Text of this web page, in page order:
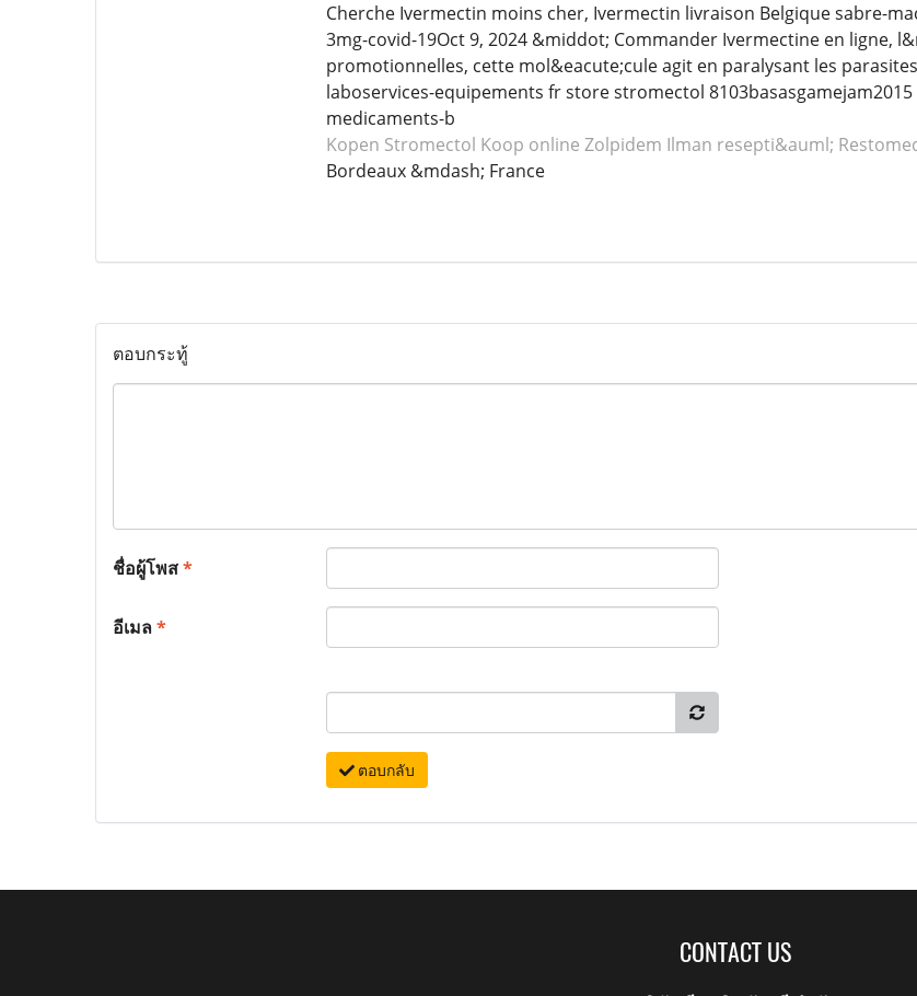
Cherche Ivermectin moins cher, Ivermectin livraison Belgique sabre-
3mg-covid-19Oct 9, 2024 &middot; Commander Ivermectine en ligne,
promotionnelles, cette mol&eacute;cule agit en paralysant les
laboservices-equipements fr store stromectol
medicaments-b
Kopen Stromectol Koop online Zolpidem Ilman resepti&auml;
Bordeaux &mdash; France
ตอบกระทู้
ชื่อผู้โพส*
อีเมล*
ตอบกลับ
CONTACT US